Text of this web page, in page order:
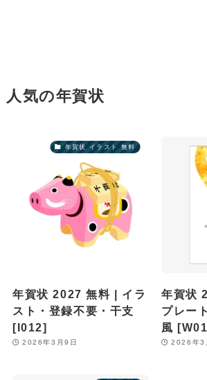
人気の年賀状
年賀状 イラスト 無料
年賀状 2027 無料 | イラ
スト・登録不要・干支
[I012]
2026年3月9日
年賀状
プレー
風
2026年3